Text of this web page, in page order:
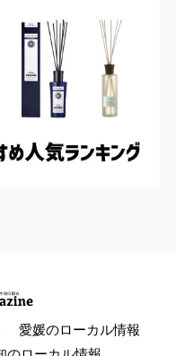
愛媛のローカル情報